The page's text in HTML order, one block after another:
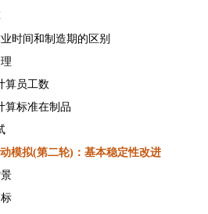
时间和制造期的区别
算员工数
算标准在制品
模拟(第二轮) ：基本稳定性改进